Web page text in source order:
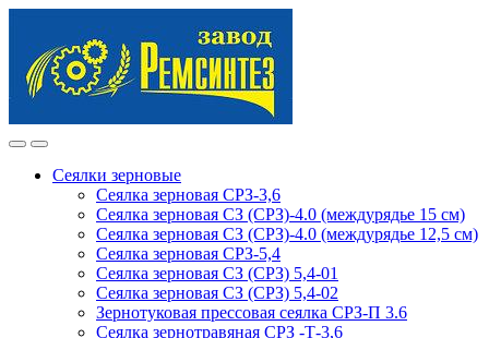
navigation
content
Сеялки зерновые
Сеялка зерновая СРЗ-3,6
Сеялка зерновая СЗ (СРЗ)-4.0 (междурядье 15 см)
Сеялка зерновая СЗ (СРЗ)-4.0 (междурядье 12,5 см)
Сеялка зерновая СРЗ-5,4
Сеялка зерновая СЗ (СРЗ) 5,4-01
Сеялка зерновая СЗ (СРЗ) 5,4-02
Зернотуковая прессовая сеялка СРЗ-П 3.6
Сеялка зернотравяная СРЗ -Т-3,6